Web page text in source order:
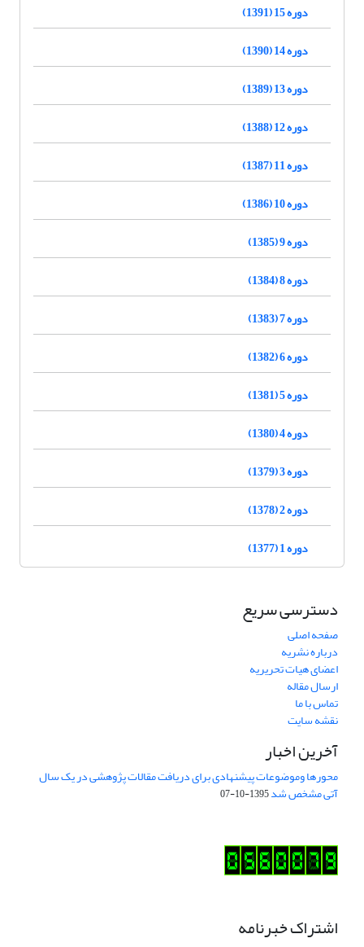
دوره 15 (1391)
دوره 14 (1390)
دوره 13 (1389)
دوره 12 (1388)
دوره 11 (1387)
دوره 10 (1386)
دوره 9 (1385)
دوره 8 (1384)
دوره 7 (1383)
دوره 6 (1382)
دوره 5 (1381)
دوره 4 (1380)
دوره 3 (1379)
دوره 2 (1378)
دوره 1 (1377)
دسترسی سریع
صفحه اصلی
درباره نشریه
اعضای هیات تحریریه
ارسال مقاله
تماس با ما
نقشه سایت
آخرین اخبار
محورها وموضوعات پیشنهادی برای دریافت مقالات پژوهشی در یک سال
آتی مشخص شد1395-10-07
اشتراک خبرنامه